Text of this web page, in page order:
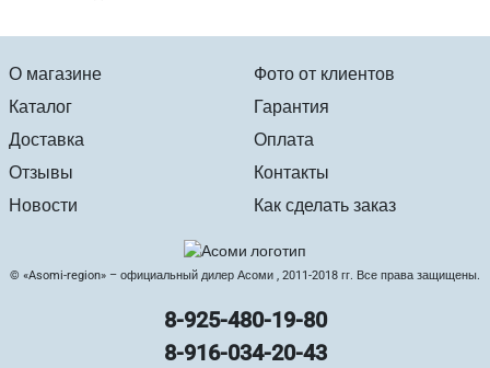
О магазине
Каталог
Доставка
Отзывы
Новости
Фото от клиентов
Гарантия
Оплата
Контакты
Как сделать заказ
© «Asomi-region» – официальный дилер Асоми , 2011-2018 гг. Все права защищены.
8-925-480-19-80
8-916-034-20-43